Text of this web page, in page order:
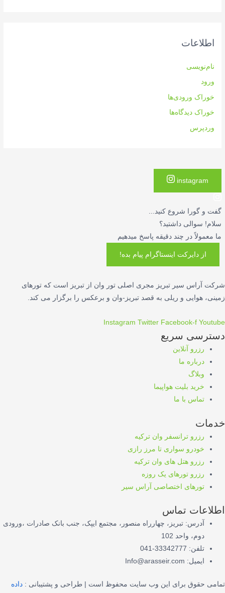
اطلاعات
نام‌نویسی
ورود
خوراک ورودی‌ها
خوراک دیدگاه‌ها
وردپرس
instagram
گفت و گورا شروع کنید...
سلام! سوالی داشتید؟
ما معمولاً در چند دقیقه پاسخ میدهیم
از دایرکت اینستاگرام پیام بده!
شرکت آراس سیر تبریز مجری اصلی تور وان از تبریز است که تورهای
زمینی، هوایی و ریلی به قصد تبریز-وان و برعکس را برگزار می کند.
Instagram Twitter Facebook-f Youtube
دسترسی سریع
رزرو آنلاین
درباره ما
وبلاگ
خرید بلیت هواپیما
تماس با ما
خدمات
رزرو ترانسفر وان ترکیه
خودرو سواری تا مرز رازی
رزرو هتل های وان ترکیه
رزرو تورهای یک روزه
تورهای اختصاصی آراس سیر
اطلاعات تماس
آدرس: تبریز، چهارراه منصور، مجتمع ایپک، جنب بانک صادرات ،ورودی
دوم، واحد 102
تلفن: 33342777-041
ایمیل: Info@arasseir.com
تمامی حقوق برای این وب سایت محفوظ است | طراحی و پشتیبانی : داده